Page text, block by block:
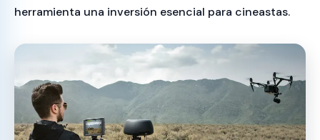
herramienta una inversión esencial para cineastas.